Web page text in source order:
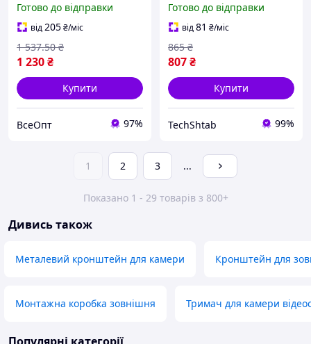
камер і гаджетів,
алюмінієвий,
максимальне
навантаження 1500г
Готово до відправки
від205₴/міс
1 230₴
1 537.50 ₴
Купити
ВсеОпт 97%
Готово до відправки
від81 ₴/міс
807₴
865 ₴
Купити
TechShtab 99%
1 2 3 ...
Показано 1 - 29 товарів з 800+
Дивись також
Металевий кронштейн для камери Кронштейн для
Монтажна коробка зовнішня Тримач для камери